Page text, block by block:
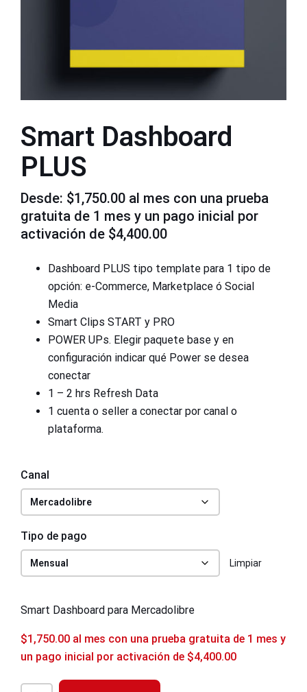
Smart Dashboard
PLUS
Desde: $1,750.00 al mes con una prueba
gratuita de 1 mes y un pago inicial por
activación de $4,400.00
Dashboard PLUS tipo template para 1 tipo de
opción: e-Commerce, Marketplace ó Social
Media
Smart Clips START y PRO
POWER UPs. Elegir paquete base y en
configuración indicar qué Power se desea
conectar
1 – 2 hrs Refresh Data
1 cuenta o seller a conectar por canal o
plataforma.
Canal
Tipo de pago
Limpiar
Smart Dashboard para Mercadolibre
$1,750.00 al mes con una prueba gratuita de 1 mes y
un pago inicial por activación de $4,400.00